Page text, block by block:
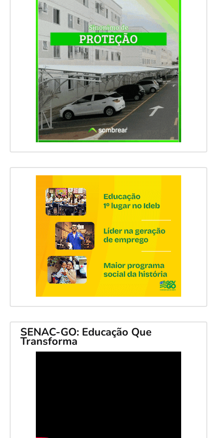
SENAC-GO: Educação Que
Transforma